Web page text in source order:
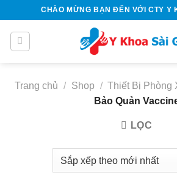
qua
dung
CHÀO MỪNG BẠN ĐẾN VỚI CTY Y
Trang chủ / Shop / Thiết Bị Phòng
Bảo Quản
LỌC